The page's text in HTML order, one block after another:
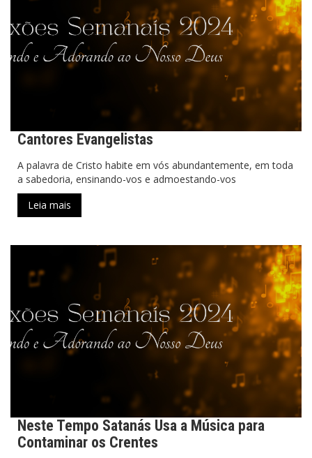
Cantores Evangelistas
A palavra de Cristo habite em vós abundantemente, em toda
a sabedoria, ensinando-vos e admoestando-vos
Leia mais
Neste Tempo Satanás Usa a Música para
Contaminar os Crentes